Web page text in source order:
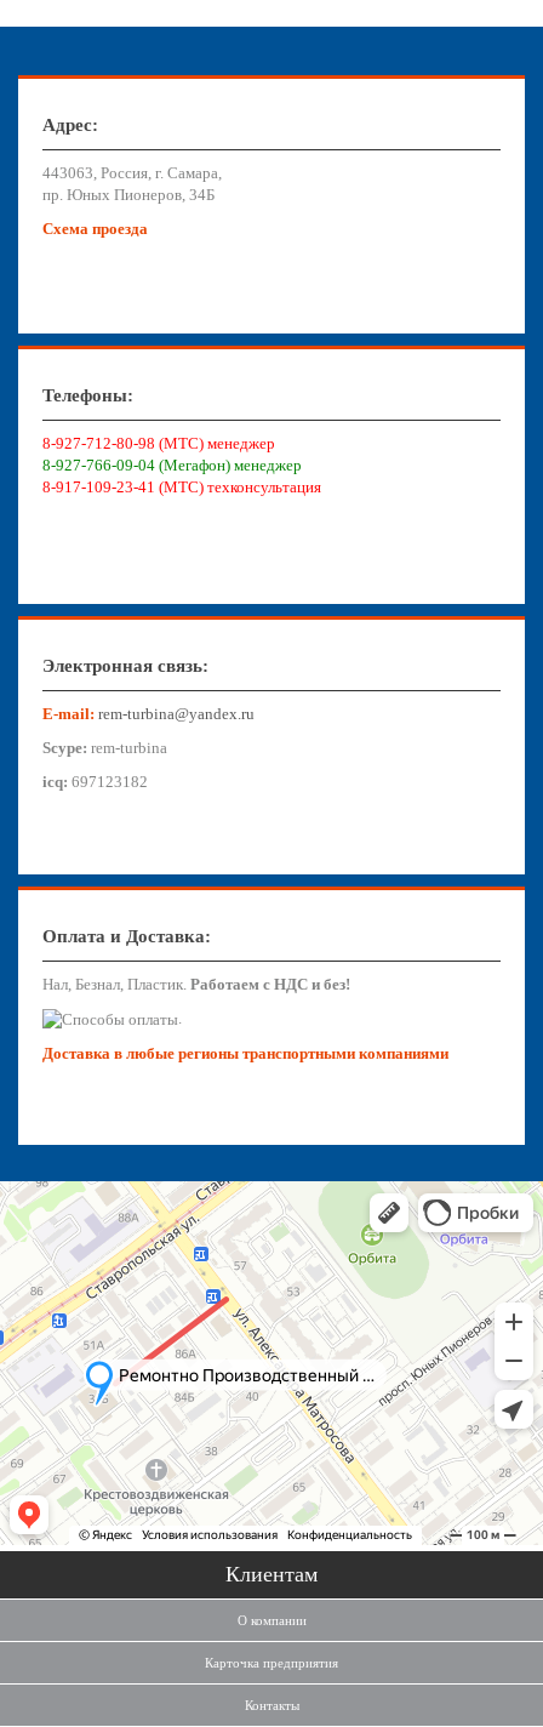
Адрес:
443063, Россия, г. Самара,
пр. Юных Пионеров, 34Б
Схема проезда
Телефоны:
8-927-712-80-98 (МТС) менеджер
8-927-766-09-04 (Мегафон) менеджер
8-917-109-23-41 (МТС) техконсультация
Электронная связь:
E-mail: rem-turbina@yandex.ru
Scype: rem-turbina
icq: 697123182
Оплата и Доставка:
Нал, Безнал, Пластик. Работаем с НДС и без!
.
Доставка в любые регионы транспортными компаниями
Клиентам
О компании
Карточка предприятия
Контакты